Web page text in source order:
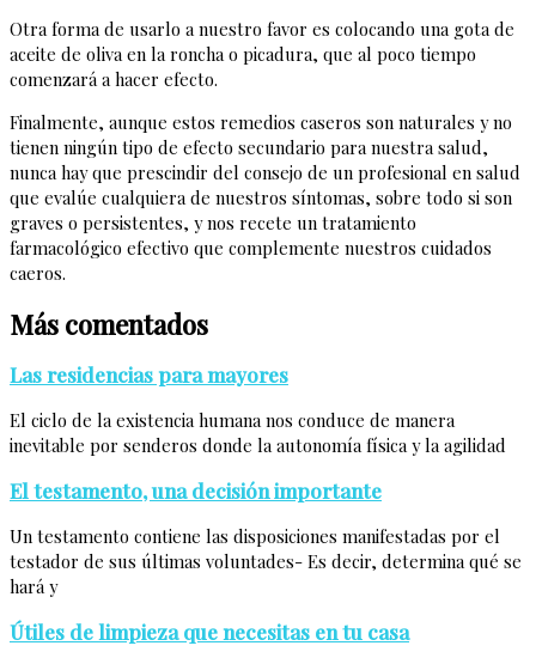
Otra forma de usarlo a nuestro favor es colocando una gota de
aceite de oliva en la roncha o picadura, que al poco tiempo
comenzará a hacer efecto.
Finalmente, aunque estos remedios caseros son naturales y no
tienen ningún tipo de efecto secundario para nuestra salud,
nunca hay que prescindir del consejo de un profesional en salud
que evalúe cualquiera de nuestros síntomas, sobre todo si son
graves o persistentes, y nos recete un tratamiento
farmacológico efectivo que complemente nuestros cuidados
caeros.
Más comentados
Las residencias para mayores
El ciclo de la existencia humana nos conduce de manera
inevitable por senderos donde la autonomía física y la agilidad
El testamento, una decisión importante
Un testamento contiene las disposiciones manifestadas por el
testador de sus últimas voluntades- Es decir, determina qué se
hará y
Útiles de limpieza que necesitas en tu casa